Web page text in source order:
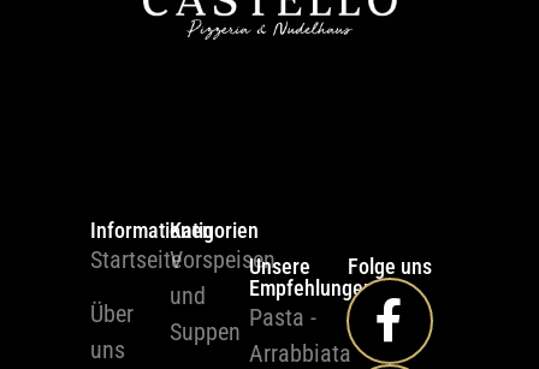
Informationen
Startseite
Über
uns
Katigorien
Vorspeisen
und
Suppen
Unsere
Empfehlungen
Pasta -
Arrabbiata
Folge uns